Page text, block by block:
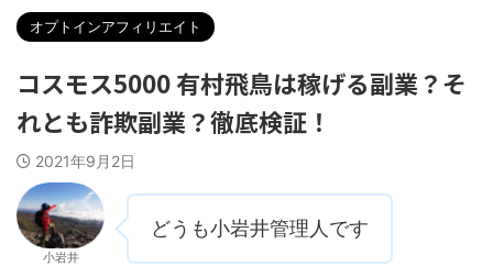
オプトインアフィリエイト
コスモス5000 有村飛鳥は稼げる副業？そ
れとも詐欺副業？徹底検証！
2021年9月2日
小岩井
どうも小岩井管理人です